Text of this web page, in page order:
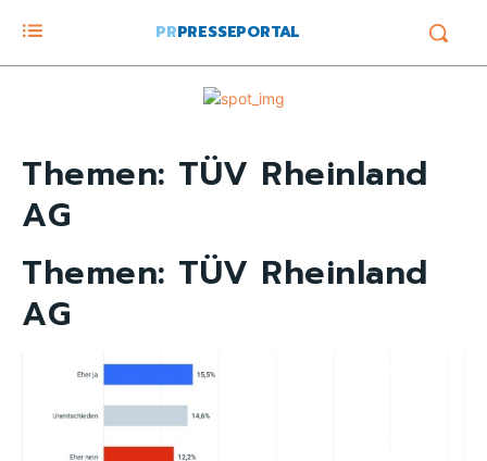
PRPRESSEPORTAL
Themen: TÜV Rheinland
AG
Themen: TÜV Rheinland
AG